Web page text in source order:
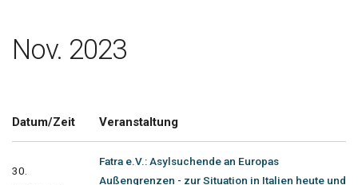
Nov. 2023
Datum/Zeit Veranstaltung
30.
Fatra e.V.: Asylsuchende an Europas
Außengrenzen - zur Situation in Italien heute und